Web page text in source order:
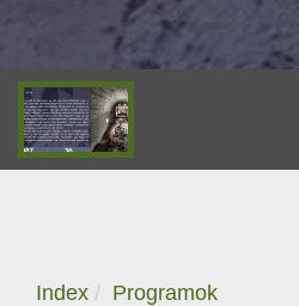
Index
Programok